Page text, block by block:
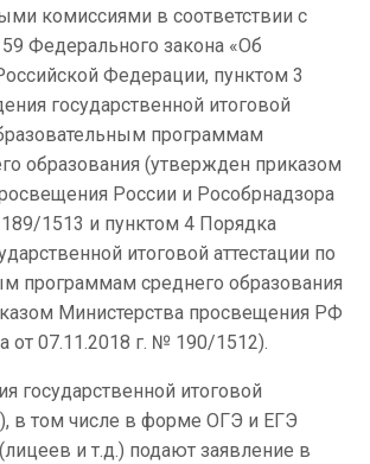
комиссиями в соответствии с
Федерального закона «Об
Федерации, пунктом 3
государственной итоговой
программам
образования (утвержден приказом
России и Рособрнадзора
1513 и пунктом 4 Порядка
итоговой аттестации по
программам среднего образования
Министерства просвещения РФ
от 07.11.2018 г. № 190/1512).
государственной итоговой
в том числе в форме ОГЭ и ЕГЭ
и т.д.) подают заявление в